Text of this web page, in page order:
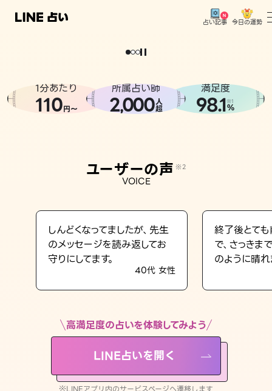
占い記事 今日の運勢
相談事例
LINE占いを開く
※LINEアプリ内のサービスページへ遷移します
どうせなら
。
1分あたり
110円〜
所属占い師
2,000人
超
満足度
98.1※1
%
ユーザーの声 ※2
VOICE
しんどくなってましたが、先生
のメッセージを読み返してお
守りにしてます。
40代 女性
終了後とて
で、さっき
のように晴れ
高満足度の占いを体験してみよう
LINE占いを開く